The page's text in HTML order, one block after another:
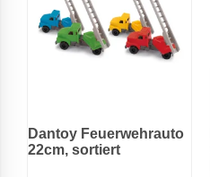
Dantoy Feuerwehrauto
22cm, sortiert